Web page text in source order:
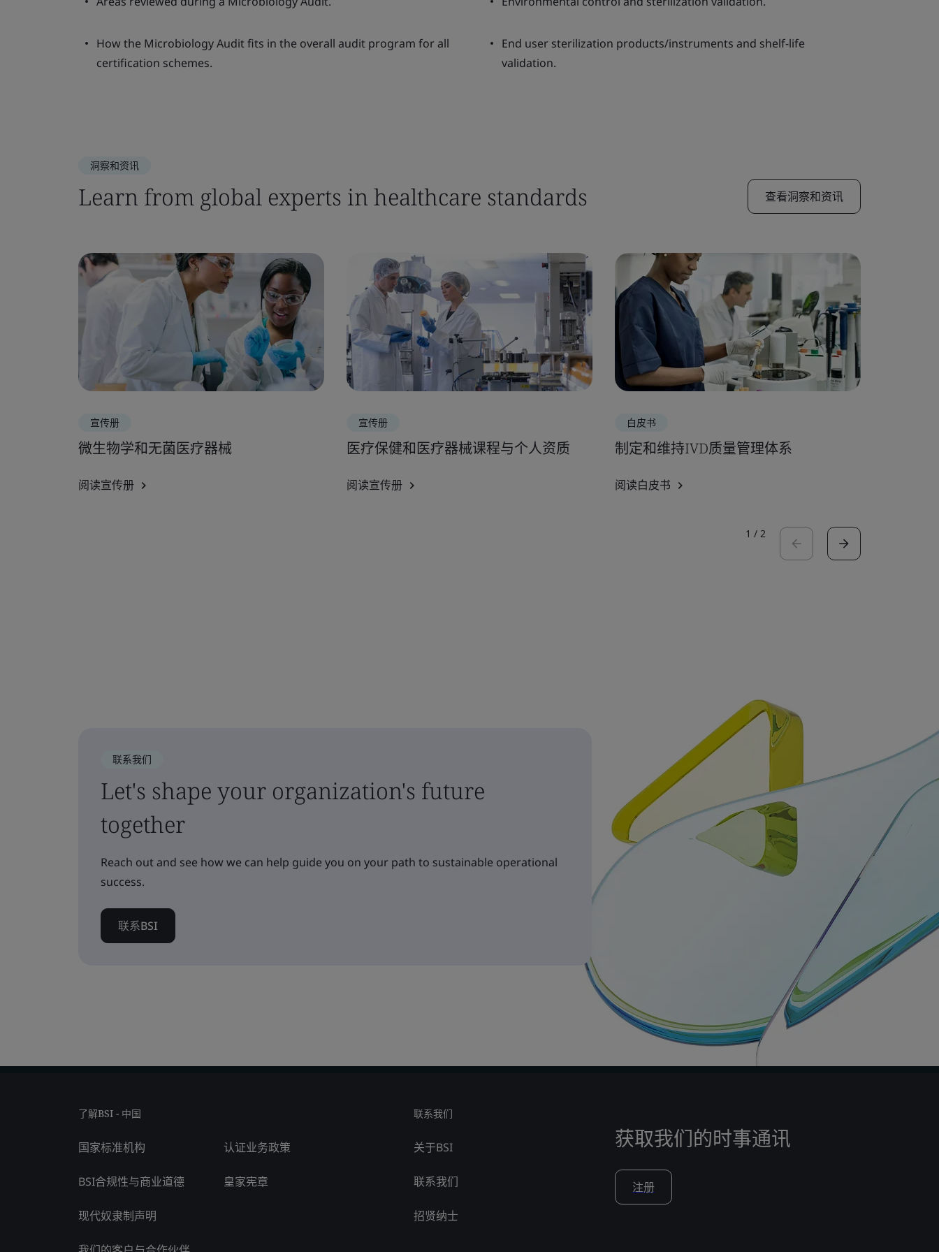
How the Microbiology Audit fits in the overall audit program for all
certification schemes.
End user sterilization products/instruments and shelf-life
validation.
洞察和资讯
Learn from global experts in healthcare standards 查看洞察和资讯
宣传册
微生物学和无菌医疗器械
阅读宣传册
宣传册
医疗保健和医疗器械课程与个人资质
阅读宣传册
白皮书
制定和维持IVD质量管理体系
阅读白皮书
1 / 2
联系我们
Let's shape your organization's future
together
Reach out and see how we can help guide you on your path to sustainable operational
success.
联系BSI
了解BSI - 中国
国家标准机构
BSI合规性与商业道德
现代奴隶制声明
认证业务政策
皇家宪章
联系我们
关于BSI
联系我们
招贤纳士
获取我们的时事通讯
注册